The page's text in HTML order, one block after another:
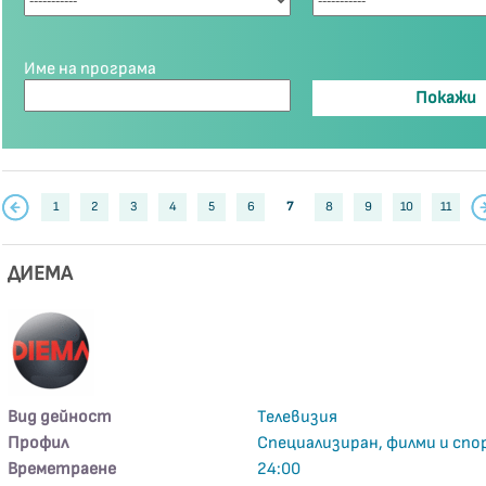
Име на програма
1 2 3 4 5 6 7 8 9 10 11
ДИЕМА
Вид дейност
Телевизия
Профил
Специализиран, филми и
Времетраене
24:00